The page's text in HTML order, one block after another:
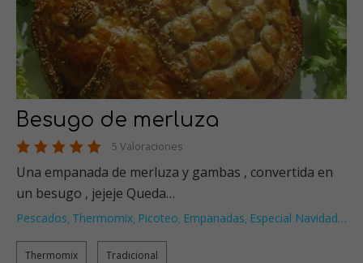
Besugo de merluza
5 Valoraciones
Una empanada de merluza y gambas , convertida en
un besugo , jejeje Queda…
Pescados, Thermomix, Picoteo, Empanadas, Especial Navidad…
Thermomix Tradicional